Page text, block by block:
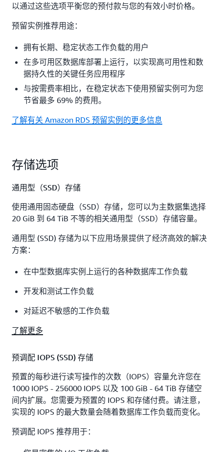
以通过这些选项平衡您的预付款与您的有效小时价格。
预留实例推荐用途：
拥有长期、稳定状态工作负载的用户
在多可用区数据库部署上运行，以实现高可用性和数
据持久性的关键任务应用程序
与按需费率相比，在稳定状态下使用预留实例可为您
节省最多 69% 的费用。
了解有关 Amazon RDS 预留实例的更多信息
存储选项
通用型（SSD）存储
使用通用固态硬盘（SSD）存储，您可以为主数据集选择
20 GiB 到 64 TiB 不等的相关通用型（SSD）存储容量。
通用型 (SSD) 存储为以下应用场景提供了经济高效的解决
方案：
在中型数据库实例上运行的各种数据库工作负载
开发和测试工作负载
对延迟不敏感的工作负载
了解更多
预调配 IOPS (SSD) 存储
预置的每秒进行读写操作的次数（IOPS）容量允许您在
1000 IOPS - 256000 IOPS 以及 100 GiB - 64 TiB 存储空
间内扩展。您需要为预置的 IOPS 和存储付费。请注意，
实现的 IOPS 的最大数量会随着数据库工作负载而变化。
预调配 IOPS 推荐用于：